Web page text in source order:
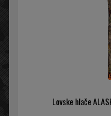
Lovske hlače